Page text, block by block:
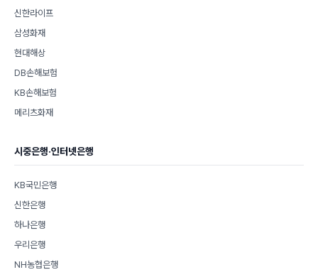
신한라이프
삼성화재
현대해상
DB손해보험
KB손해보험
메리츠화재
시중은행·인터넷은행
KB국민은행
신한은행
하나은행
우리은행
NH농협은행